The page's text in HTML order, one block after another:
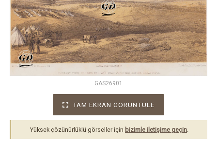
GAS26901
TAM EKRAN GÖRÜNTÜLE
Yüksek çözünürlüklü görseller için bizimle iletişime geçin.